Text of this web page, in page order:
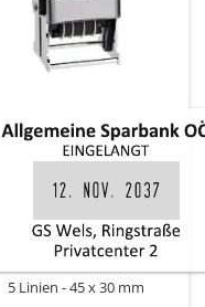
5 Linien 45 x 30 mm